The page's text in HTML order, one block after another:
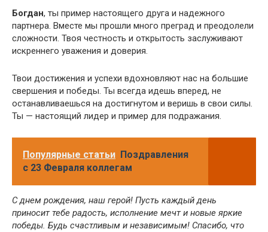
Богдан, ты пример настоящего друга и надежного
партнера. Вместе мы прошли много преград и преодолели
сложности. Твоя честность и открытость заслуживают
искреннего уважения и доверия.
Твои достижения и успехи вдохновляют нас на большие
свершения и победы. Ты всегда идешь вперед, не
останавливаешься на достигнутом и веришь в свои силы.
Ты — настоящий лидер и пример для подражания.
Популярные статьи Поздравления
с 23 Февраля коллегам
С днем рождения, наш герой! Пусть каждый день
приносит тебе радость, исполнение мечт и новые яркие
победы. Будь счастливым и независимым! Спасибо, что